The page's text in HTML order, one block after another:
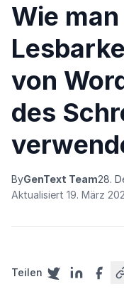
Wie
von
des
ByGenText Team28.
Aktualisiert 19. März
Teilen